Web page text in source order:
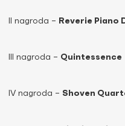
II nagroda – Reverie Piano
III nagroda – Quintessence
IV nagroda – Shoven